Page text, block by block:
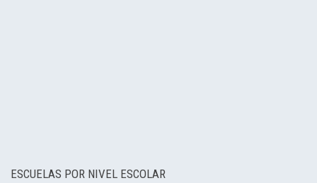
ESCUELAS POR NIVEL ESCOLAR